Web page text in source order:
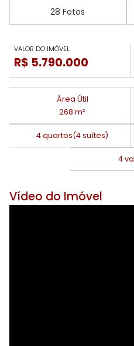
28 Fotos
VALOR DO IMÓVEL
R$ 5.790.000
Área Útil
268 m²
4 quartos(4 suítes)
4
Vídeo do Imóvel